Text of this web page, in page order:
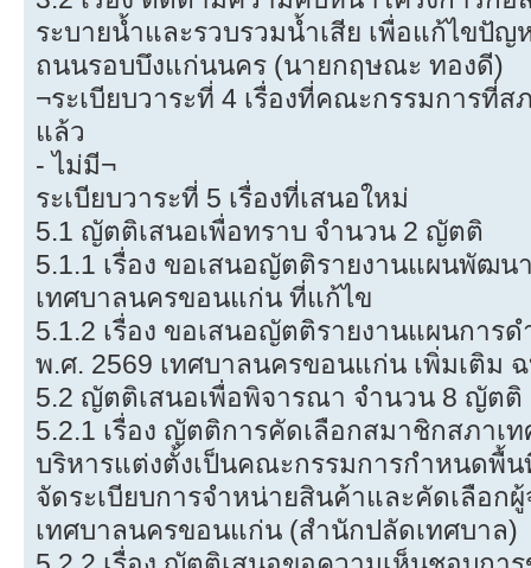
ระบายน้ำและรวบรวมน้ำเสีย เพื่อแก้ไขปั
ถนนรอบบึงแก่นนคร (นายกฤษณะ ทองดี)
¬ระเบียบวาระที่ 4 เรื่องที่คณะกรรมการที่
แล้ว
- ไม่มี¬
ระเบียบวาระที่ 5 เรื่องที่เสนอใหม่
5.1 ญัตติเสนอเพื่อทราบ จำนวน 2 ญัตติ
5.1.1 เรื่อง ขอเสนอญัตติรายงานแผนพัฒน
เทศบาลนครขอนแก่น ที่แก้ไข
5.1.2 เรื่อง ขอเสนอญัตติรายงานแผนการ
พ.ศ. 2569 เทศบาลนครขอนแก่น เพิ่มเติม
5.2 ญัตติเสนอเพื่อพิจารณา จำนวน 8 ญัตติ
5.2.1 เรื่อง ญัตติการคัดเลือกสมาชิกสภาเ
บริหารแต่งตั้งเป็นคณะกรรมการกำหนดพื้
จัดระเบียบการจำหน่ายสินค้าและคัดเลือ
เทศบาลนครขอนแก่น (สำนักปลัดเทศบาล)